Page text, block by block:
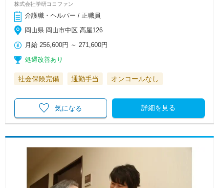
株式会社学研ココファン
介護職・ヘルパー / 正職員
岡山県 岡山市中区 高屋126
月給 256,600円 ～ 271,600円
処遇改善あり
社会保険完備 通勤手当 オンコールなし
詳細を見る
気になる